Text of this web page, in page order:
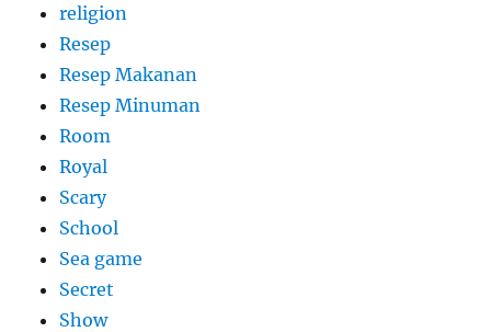
religion
Resep
Resep Makanan
Resep Minuman
Room
Royal
Scary
School
Sea game
Secret
Show